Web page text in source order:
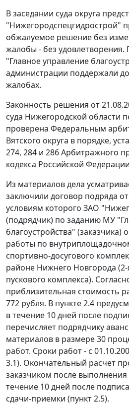
В заседании суда округа
"Нижегородспецгидрострой"
обжалуемое решение без
жалобы - без
"Главное управление
администрации поддержали
жалобах.
Законность решения от
суда Нижегородской области
проверена Федеральным
Вятского округа в порядке,
274, 284 и 286Арбитражного
кодекса Российской
Из материалов дела
заключили договор подряда
условиям которого ЗАО
(подрядчик) по заданию МУ
благоустройства" (заказчика)
работы по
спортивно-досугового
районе Нижнего Новгорода
пускового комплекса).
приблизительная стоимость
772 рубля. В пункте 2.4
в течение 10 дней после
перечисляет подрядчику
материалов в размере 30
работ. Сроки работ - с
3.1). Окончательный расчет
заказчиком после
течение 10 дней после
сдачи-приемки (пункт 2.5).